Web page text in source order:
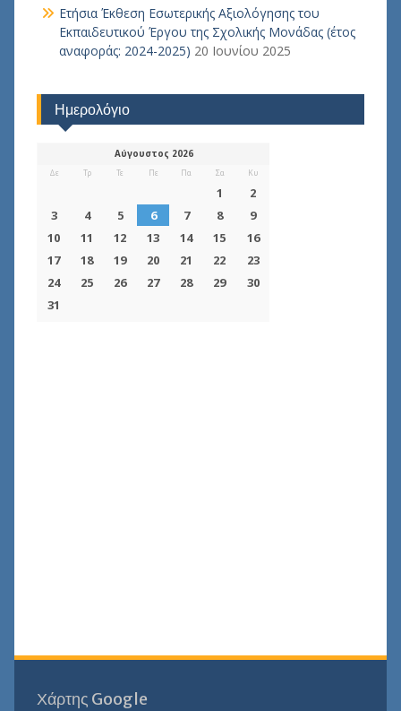
Ετήσια Έκθεση Εσωτερικής Αξιολόγησης του
Εκπαιδευτικού Έργου της Σχολικής Μονάδας (έτος
αναφοράς: 2024-2025) 20 Ιουνίου 2025
Ημερολόγιο
Χάρτης Google